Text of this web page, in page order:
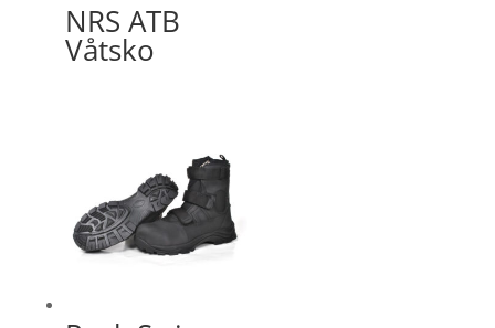
NRS ATB
Våtsko